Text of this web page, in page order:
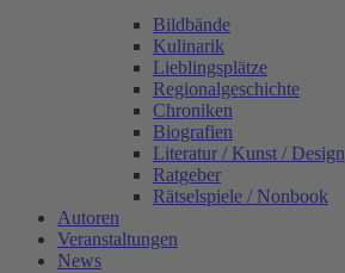
Bildbände
Kulinarik
Lieblingsplätze
Regionalgeschichte
Chroniken
Biografien
Literatur / Kunst / Design
Ratgeber
Rätselspiele / Nonbook
Autoren
Veranstaltungen
News